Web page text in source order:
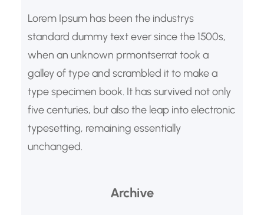
Lorem Ipsum has been the industrys
standard dummy text ever since the 1500s,
when an unknown prmontserrat took a
galley of type and scrambled it to make a
type specimen book. It has survived not only
five centuries, but also the leap into electronic
typesetting, remaining essentially
unchanged.
Archive